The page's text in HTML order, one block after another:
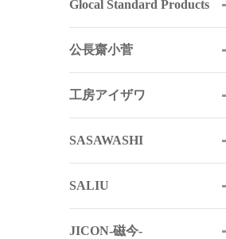
Glocal Standard Products
公長齋小菅
工房アイザワ
SASAWASHI
SALIU
JICON-磁今-